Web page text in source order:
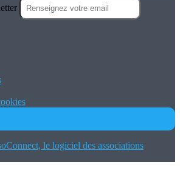
le logiciel des associations